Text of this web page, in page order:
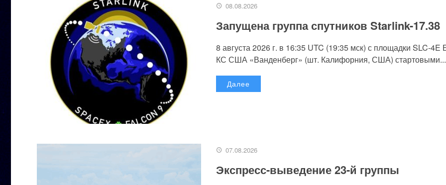
08.08.2026
Запущена группа спутников Starlink-17.38
8 августа 2026 г. в 16:35 UTC (19:35 мск) с площадки SLC-4E
КС США «Ванденберг» (шт. Калифорния, США) стартовыми...
Далее
07.08.2026
Экспресс-выведение 23-й группы